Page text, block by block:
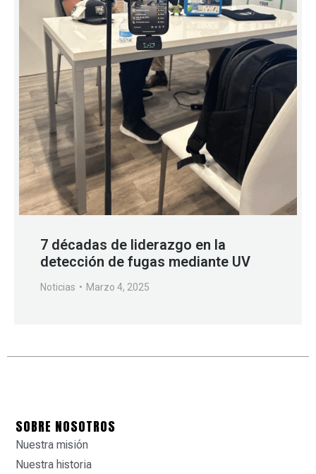
7 décadas de liderazgo en la
detección de fugas mediante UV
Noticias Marzo 4, 2025
SOBRE NOSOTROS
Nuestra misión
Nuestra historia